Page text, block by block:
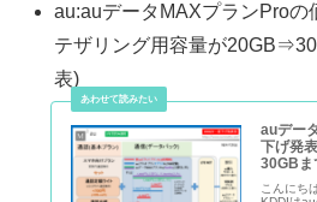
au:auデータMAXプランProの
テザリング用容量が
表)
auデー
下げ発
30GBま
こんにち